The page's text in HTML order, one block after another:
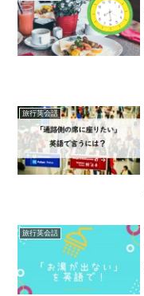
旅行英会話
旅行英会話